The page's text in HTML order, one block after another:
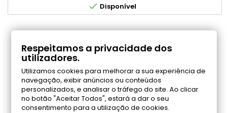
 Disponível
COMENTÁRIOS (0)
Seja o primeiro a fazer uma avaliação
Respeitamos a privacidade dos
utilizadores.
Utilizamos cookies para melhorar a sua experiência de
navegação, exibir anúncios ou conteúdos
personalizados, e analisar o tráfego do site. Ao clicar
no botão "Aceitar Todos", estará a dar o seu
consentimento para a utilização de cookies.